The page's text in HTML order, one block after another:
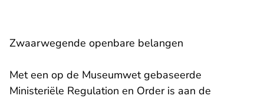
Zwaarwegende openbare belangen
Met een op de Museumwet gebaseerde
Ministeriële Regulation en Order is aan de